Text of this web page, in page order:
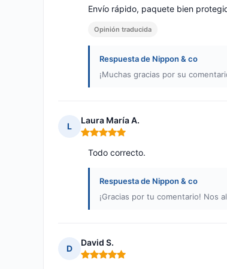
Envío rápido, paquete bien
Opinión traducida
Respuesta de Nippon & co
¡Muchas gracias por su
L
Laura María A.
Nota: 5 de 5
Todo correcto.
Respuesta de Nippon & co
¡Gracias por tu comentario! Nos
D
David S.
Nota: 5 de 5